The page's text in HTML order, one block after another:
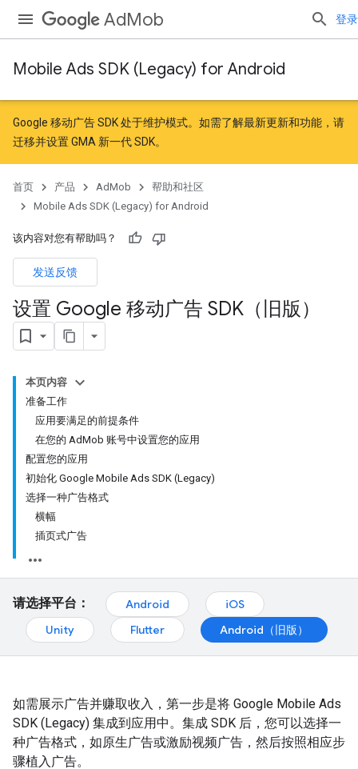
AdMob 登录
Mobile Ads SDK (Legacy) for Android
Google 移动广告 SDK 处于维护模式。如需了解最新更新和功能，请
迁移并设置 GMA 新一代 SDK。
首页 产品 AdMob
帮助和社区
Mobile Ads SDK (Legacy) for Android
该内容对您有帮助吗？
发送反馈
设置 Google 移动广告 SDK（旧版）
本页内容
准备工作
应用要满足的前提条件
在您的 AdMob 账号中设置您的应用
配置您的应用
初始化 Google Mobile Ads SDK (Legacy)
选择一种广告格式
横幅
插页式广告
请选择平台： Android
iOS
Unity
Flutter Android（旧版）
如需展示广告并赚取收入，第一步是将 Google Mobile Ads
SDK (Legacy) 集成到应用中。集成 SDK 后，您可以选择一
种广告格式，如原生广告或激励视频广告，然后按照相应步
骤植入广告。